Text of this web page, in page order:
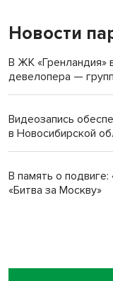
Новости
В ЖК «Гренландия»
девелопера —
Видеозапись
в Новосибирской
В память о
«Битва за Москву»